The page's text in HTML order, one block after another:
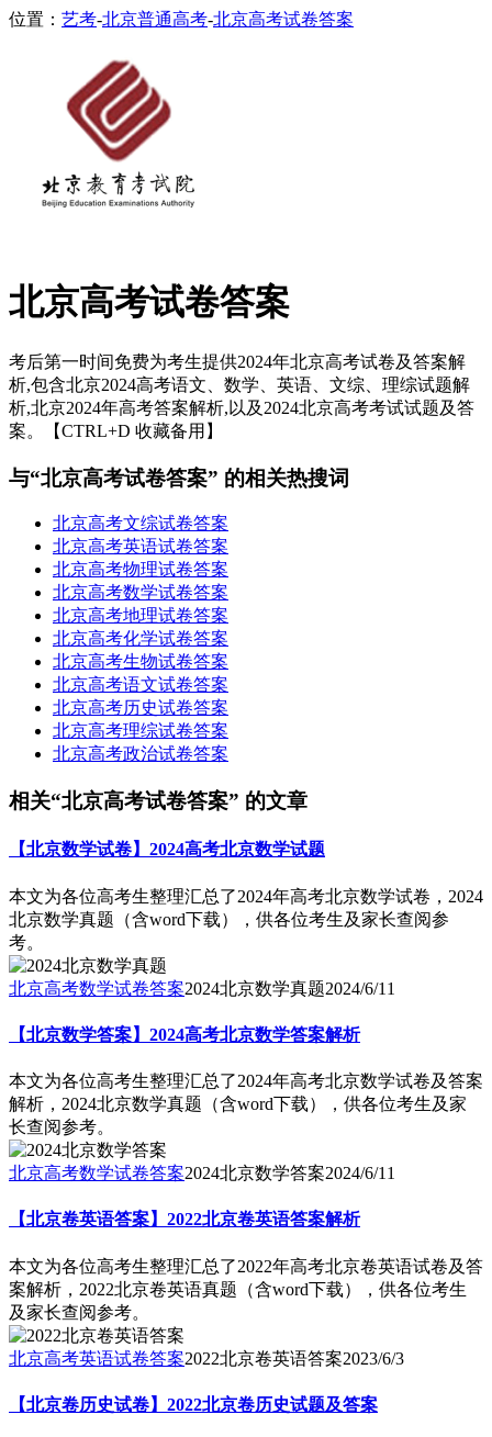
位置： 艺考-北京普通高考-北京高考试卷答案
北京高考试卷答案
考后第一时间免费为考生提供2024年北京高考试卷及答案解
析,包含北京2024高考语文、数学、英语、文综、理综试题解
析,北京2024年高考答案解析,以及2024北京高考考试试题及答
案。【CTRL+D 收藏备用】
与“北京高考试卷答案” 的相关热搜词
北京高考文综试卷答案
北京高考英语试卷答案
北京高考物理试卷答案
北京高考数学试卷答案
北京高考地理试卷答案
北京高考化学试卷答案
北京高考生物试卷答案
北京高考语文试卷答案
北京高考历史试卷答案
北京高考理综试卷答案
北京高考政治试卷答案
相关“北京高考试卷答案” 的文章
【北京数学试卷】2024高考北京数学试题
本文为各位高考生整理汇总了2024年高考北京数学试卷，2024
北京数学真题（含word下载），供各位考生及家长查阅参
考。
北京高考数学试卷答案2024北京数学真题2024/6/11
【北京数学答案】2024高考北京数学答案解析
本文为各位高考生整理汇总了2024年高考北京数学试卷及答案
解析，2024北京数学真题（含word下载），供各位考生及家
长查阅参考。
北京高考数学试卷答案2024北京数学答案2024/6/11
【北京卷英语答案】2022北京卷英语答案解析
本文为各位高考生整理汇总了2022年高考北京卷英语试卷及答
案解析，2022北京卷英语真题（含word下载），供各位考生
及家长查阅参考。
北京高考英语试卷答案2022北京卷英语答案2023/6/3
【北京卷历史试卷】2022北京卷历史试题及答案